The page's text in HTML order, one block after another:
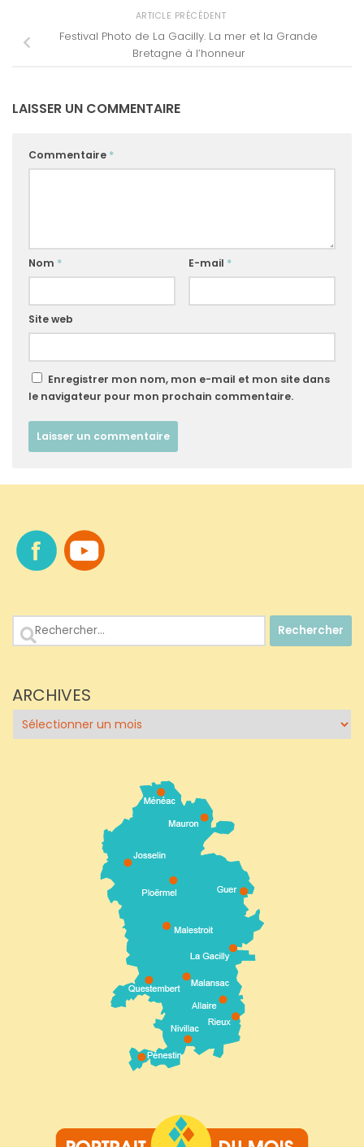
ARTICLE PRÉCÉDENT
Festival Photo de La Gacilly. La mer et la Grande
Bretagne à l’honneur
LAISSER UN COMMENTAIRE
Commentaire *
Nom * E-mail *
Site web
Enregistrer mon nom, mon e-mail et mon site dans
le navigateur pour mon prochain commentaire.
Rechercher :
ARCHIVES
Archives